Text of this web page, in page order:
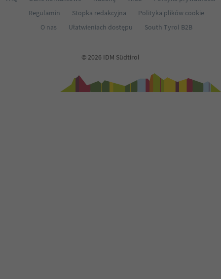
Regulamin
Stopka redakcyjna
Polityka plików cookie
O nas
Ułatwieniach dostępu South Tyrol B2B
© 2026 IDM Südtirol